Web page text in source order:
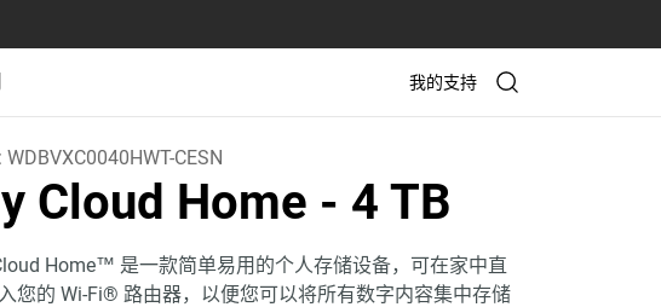
我的支持
WDBVXC0040HWT-CESN
Cloud Home - 4 TB
Home™ 是一款简单易用的个人存储设备，可在家中直
您的 Wi-Fi® 路由器，以便您可以将所有数字内容集中存储